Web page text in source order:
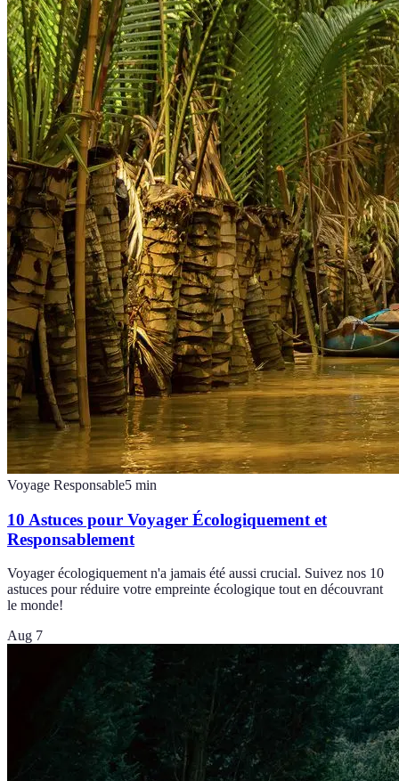
Voyage Responsable5 min
10 Astuces pour Voyager Écologiquement et
Responsablement
Voyager écologiquement n'a jamais été aussi crucial. Suivez nos 10
astuces pour réduire votre empreinte écologique tout en découvrant
le monde!
Aug 7